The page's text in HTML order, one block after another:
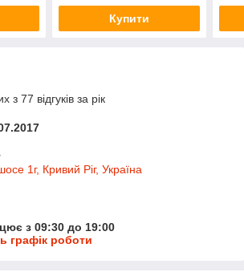
Купити
з 77 відгуків за рік
1г, Кривий Ріг, Україна
з 09:30 до 19:00
графік роботи